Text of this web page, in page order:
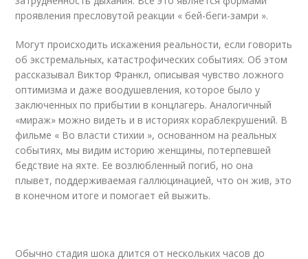
проявления пресловутой реакции « бей-беги-замри ».
Могут происходить искажения реальности, если говорить
об экстремальных, катастрофических событиях. Об этом
рассказывал Виктор Франкл, описывая чувство ложного
оптимизма и даже воодушевления, которое было у
заключенных по прибытии в концлагерь. Аналогичный
«мираж» можно видеть и в историях кораблекрушений. В
фильме « Во власти стихии », основанном на реальных
событиях, мы видим историю женщины, потерпевшей
бедствие на яхте. Ее возлюбленный погиб, но она
плывет, поддерживаемая галлюцинацией, что он жив, это
в конечном итоге и помогает ей выжить.
Обычно стадия шока длится от нескольких часов до